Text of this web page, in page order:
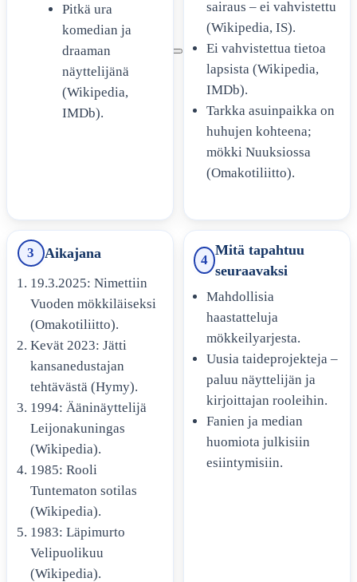
Pitkä ura
komedian ja
draaman
näyttelijänä
(Wikipedia,
IMDb).
sairaus – ei vahvistettu
(Wikipedia, IS).
Ei vahvistettua tietoa
lapsista (Wikipedia,
IMDb).
Tarkka asuinpaikka on
huhujen kohteena;
mökki Nuuksiossa
(Omakotiliitto).
3 Aikajana
19.3.2025: Nimettiin
Vuoden mökkiläiseksi
(Omakotiliitto).
Kevät 2023: Jätti
kansanedustajan
tehtävästä (Hymy).
1994: Ääninäyttelijä
Leijonakuningas
(Wikipedia).
1985: Rooli
Tuntematon sotilas
(Wikipedia).
1983: Läpimurto
Velipuolikuu
(Wikipedia).
4
Mitä tapahtuu
seuraavaksi
Mahdollisia
haastatteluja
mökkeilyarjesta.
Uusia taideprojekteja –
paluu näyttelijän ja
kirjoittajan rooleihin.
Fanien ja median
huomiota julkisiin
esiintymisiin.